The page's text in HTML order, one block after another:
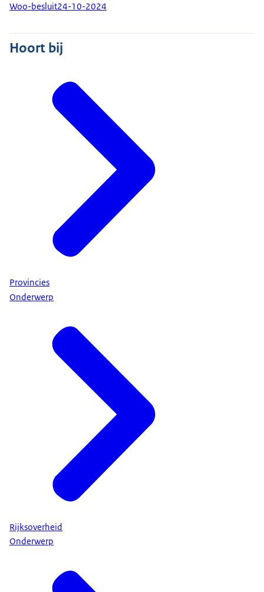
Woo-besluit24-10-2024
Hoort bij
Provincies
Onderwerp
Rijksoverheid
Onderwerp